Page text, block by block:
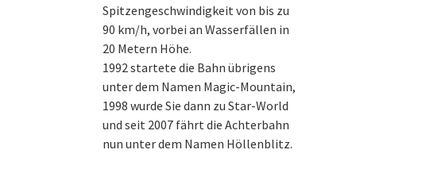
Spitzengeschwindigkeit von bis zu
90 km/h, vorbei an Wasserfällen in
20 Metern Höhe.
1992 startete die Bahn übrigens
unter dem Namen Magic-Mountain,
1998 wurde Sie dann zu Star-World
und seit 2007 fährt die Achterbahn
nun unter dem Namen Höllenblitz.